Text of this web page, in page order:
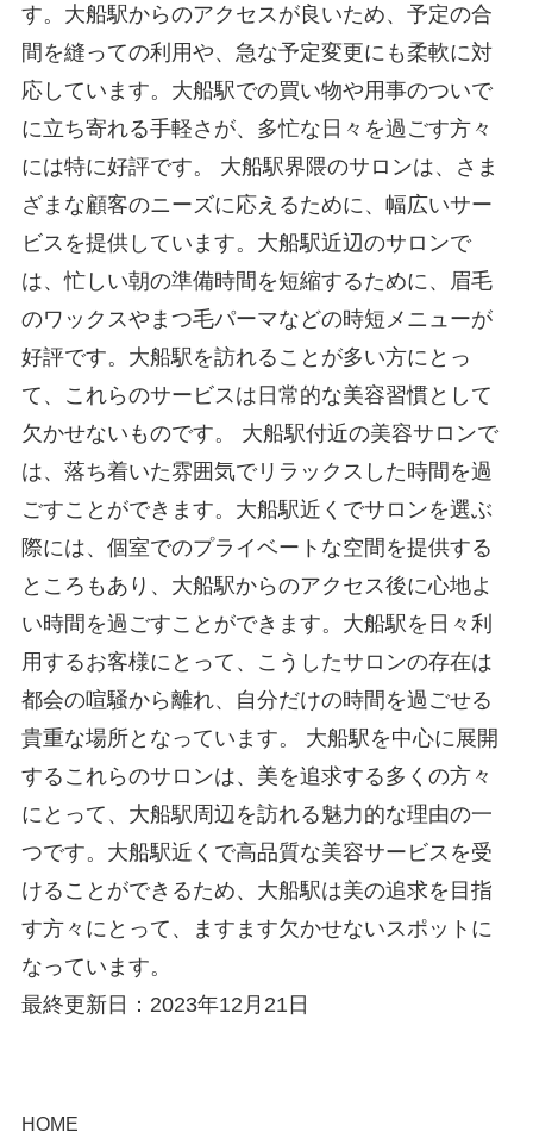
す。大船駅からのアクセスが良いため、予定の合
間を縫っての利用や、急な予定変更にも柔軟に対
応しています。大船駅での買い物や用事のついで
に立ち寄れる手軽さが、多忙な日々を過ごす方々
には特に好評です。 大船駅界隈のサロンは、さま
ざまな顧客のニーズに応えるために、幅広いサー
ビスを提供しています。大船駅近辺のサロンで
は、忙しい朝の準備時間を短縮するために、眉毛
のワックスやまつ毛パーマなどの時短メニューが
好評です。大船駅を訪れることが多い方にとっ
て、これらのサービスは日常的な美容習慣として
欠かせないものです。 大船駅付近の美容サロンで
は、落ち着いた雰囲気でリラックスした時間を過
ごすことができます。大船駅近くでサロンを選ぶ
際には、個室でのプライベートな空間を提供する
ところもあり、大船駅からのアクセス後に心地よ
い時間を過ごすことができます。大船駅を日々利
用するお客様にとって、こうしたサロンの存在は
都会の喧騒から離れ、自分だけの時間を過ごせる
貴重な場所となっています。 大船駅を中心に展開
するこれらのサロンは、美を追求する多くの方々
にとって、大船駅周辺を訪れる魅力的な理由の一
つです。大船駅近くで高品質な美容サービスを受
けることができるため、大船駅は美の追求を目指
す方々にとって、ますます欠かせないスポットに
なっています。
最終更新日：2023年12月21日
HOME